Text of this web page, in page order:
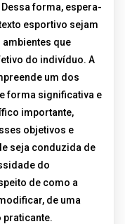
Dessa forma, espera-
esportivo sejam
que
do indivíduo. A
um dos
forma significativa e
importante,
objetivos e
seja conduzida de
do
de como a
de uma
praticante.